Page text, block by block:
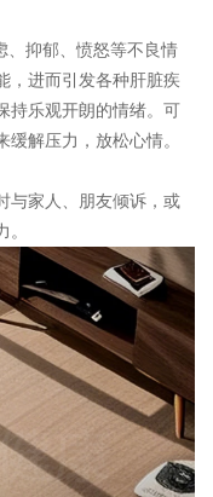
、抑郁、愤怒等不良情
，进而引发各种肝脏疾
持乐观开朗的情绪。可
解压力，放松心情。
与家人、朋友倾诉，或